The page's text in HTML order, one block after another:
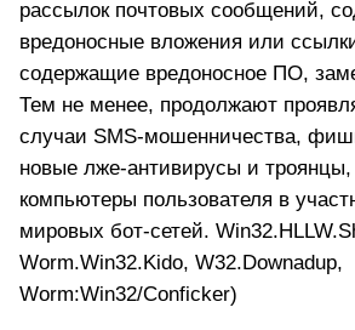
рассылок почтовых сообщений,
вредоносные вложения или
содержащие вредоносное ПО,
Тем не менее, продолжают
случаи SMS-мошенничества,
новые лже-антивирусы и
компьютеры пользователя в
мировых бот-сетей.
Worm.Win32.Kido, W32.Downadup,
Worm:Win32/Conficker)